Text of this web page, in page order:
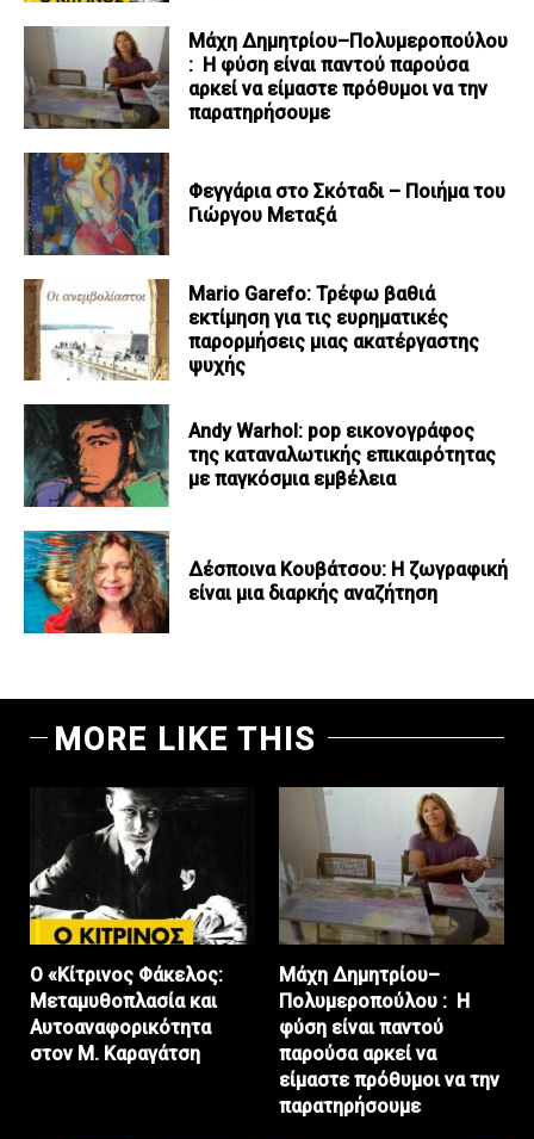
Μάχη Δημητρίου–Πολυμεροπούλου
: Η φύση είναι παντού παρούσα
αρκεί να είμαστε πρόθυμοι να την
παρατηρήσουμε
Φεγγάρια στο Σκόταδι – Ποιήμα του
Γιώργου Μεταξά
Mario Garefo: Τρέφω βαθιά
εκτίμηση για τις ευρηματικές
παρορμήσεις μιας ακατέργαστης
ψυχής
Andy Warhol: pop εικονογράφος
της καταναλωτικής επικαιρότητας
με παγκόσμια εμβέλεια
Δέσποινα Κουβάτσου: Η ζωγραφική
είναι μια διαρκής αναζήτηση
MORE LIKE THIS
Ο «Κίτρινος Φάκελος:
Μεταμυθοπλασία και
Αυτοαναφορικότητα
στον Μ. Καραγάτση
Μάχη Δημητρίου–
Πολυμεροπούλου : Η
φύση είναι παντού
παρούσα αρκεί να
είμαστε πρόθυμοι να την
παρατηρήσουμε